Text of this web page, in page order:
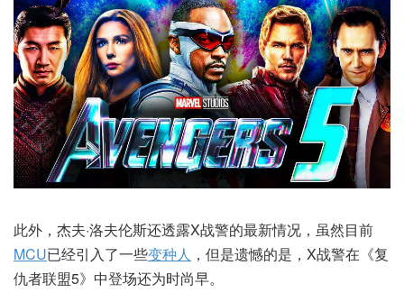
此外，杰夫·洛夫伦斯还透露X战警的最新情况，虽然目前
MCU已经引入了一些变种人 ，但是遗憾的是，X战警在《复
仇者联盟5》中登场还为时尚早。